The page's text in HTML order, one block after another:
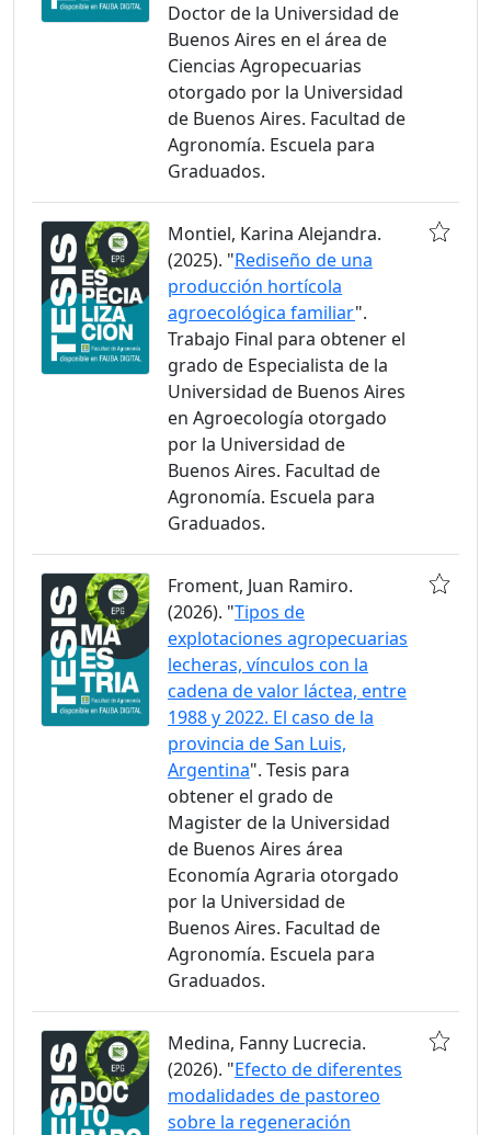
Doctor de la Universidad de
Buenos Aires en el área de
Ciencias Agropecuarias
otorgado por la Universidad
de Buenos Aires. Facultad de
Agronomía. Escuela para
Graduados.
Montiel, Karina Alejandra.
(2025). "Rediseño de una
producción hortícola
agroecológica familiar".
Trabajo Final para obtener el
grado de Especialista de la
Universidad de Buenos Aires
en Agroecología otorgado
por la Universidad de
Buenos Aires. Facultad de
Agronomía. Escuela para
Graduados.
Froment, Juan Ramiro.
(2026). "Tipos de
explotaciones agropecuarias
lecheras, vínculos con la
cadena de valor láctea, entre
1988 y 2022. El caso de la
provincia de San Luis,
Argentina". Tesis para
obtener el grado de
Magister de la Universidad
de Buenos Aires área
Economía Agraria otorgado
por la Universidad de
Buenos Aires. Facultad de
Agronomía. Escuela para
Graduados.
Medina, Fanny Lucrecia.
(2026). "Efecto de diferentes
modalidades de pastoreo
sobre la regeneración